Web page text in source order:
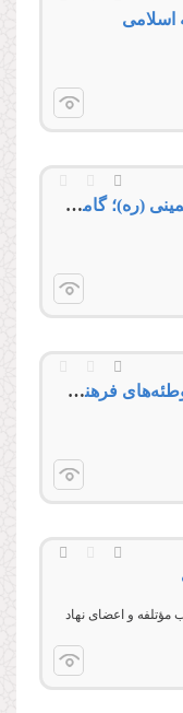
مؤسسه آموزشی و پژوهشی امام خمینی (ره)؛ گامی در مسیر تولید علوم انسانی اسلامی
وظیفه حوزه علمیه در خنثی‌سازی توطئه‌های فرهنگی دشمن
و اعضای نهاد